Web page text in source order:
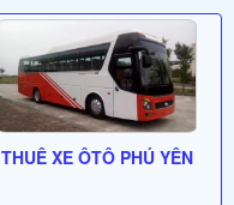
THUÊ XE ÔTÔ PHÚ YÊN